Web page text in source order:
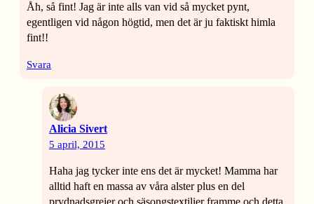
Åh, så fint! Jag är inte alls van vid så mycket pynt,
egentligen vid någon högtid, men det är ju faktiskt himla
fint!!
Svara
Alicia Sivert
5 april, 2015
Haha jag tycker inte ens det är mycket! Mamma har
alltid haft en massa av våra alster plus en del